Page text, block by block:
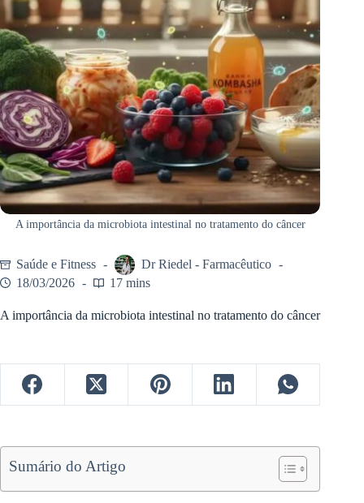
A importância da microbiota intestinal no tratamento do câncer
Saúde e Fitness
Dr Riedel - Farmacêutico
18/03/2026
17 mins
A importância da microbiota intestinal no tratamento do câncer
Sumário do Artigo